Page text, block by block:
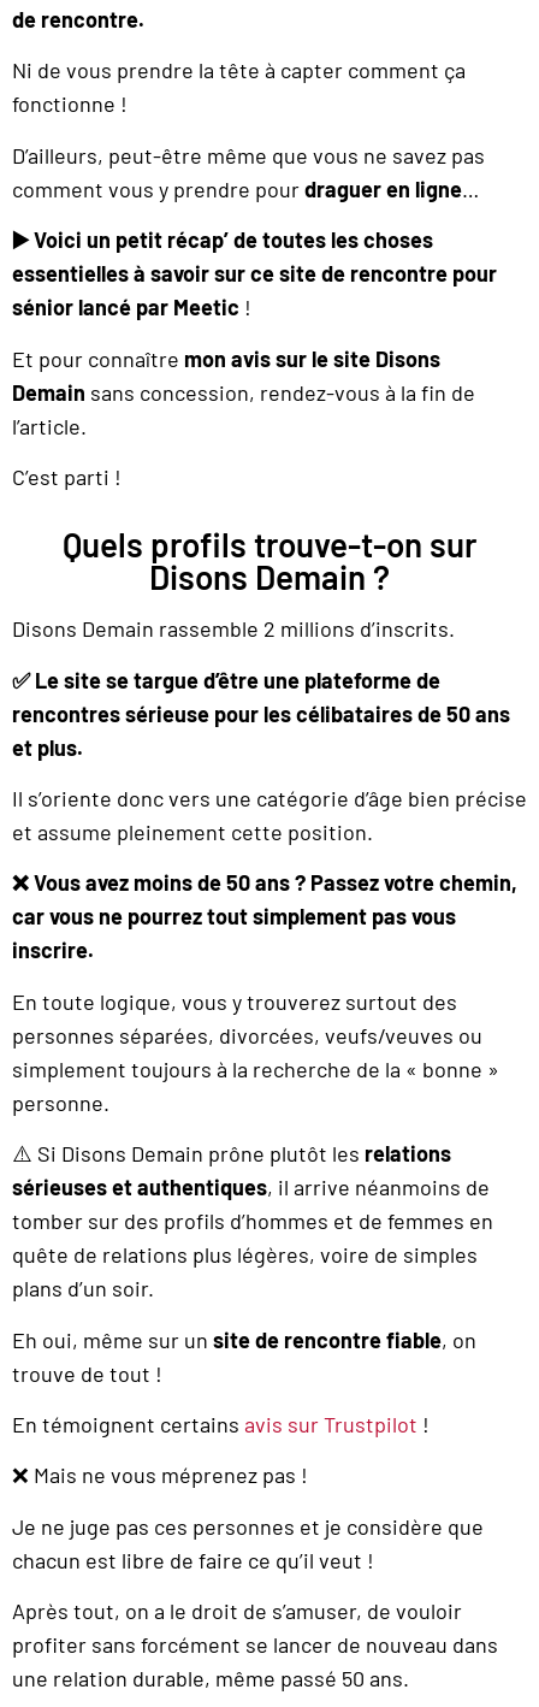
de rencontre.
Ni de vous prendre la tête à capter comment ça
fonctionne !
D’ailleurs, peut-être même que vous ne savez pas
comment vous y prendre pourdraguer en ligne…
▶️Voici un petit récap’ de toutes les choses
essentielles à savoir sur ce site de rencontre pour
sénior lancé par Meetic !
Et pour connaître mon avis sur le site Disons
Demain sans concession, rendez-vous à la fin de
l’article.
C’est parti !
Quels profils trouve-t-on sur
Disons Demain ?
Disons Demain rassemble 2 millions d’inscrits.
✅Le site se targue d’être une plateforme de
rencontres sérieuse pour les célibataires de 50 ans
et plus.
Il s’oriente donc vers une catégorie d’âge bien précise
et assume pleinement cette position.
❌Vous avez moins de 50 ans ? Passez votre chemin,
car vous ne pourrez tout simplement pas vous
inscrire.
En toute logique, vous y trouverez surtout des
personnes séparées, divorcées, veufs/veuves ou
simplement toujours à la recherche de la « bonne »
personne.
⚠️ Si Disons Demain prône plutôt les relations
sérieuses et authentiques, il arrive néanmoins de
tomber sur des profils d’hommes et de femmes en
quête de relations plus légères, voire de simples
plans d’un soir.
Eh oui, même sur un site de rencontre fiable, on
trouve de tout !
En témoignent certains avis sur Trustpilot !
❌ Mais ne vous méprenez pas !
Je ne juge pas ces personnes et je considère que
chacun est libre de faire ce qu’il veut !
Après tout, on a le droit de s’amuser, de vouloir
profiter sans forcément se lancer de nouveau dans
une relation durable, même passé 50 ans.